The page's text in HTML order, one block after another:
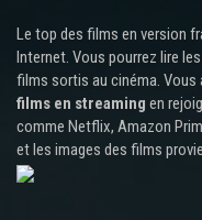
Le top des films en version
Internet. Vous pourrez lire
films sortis au cinéma. Vous
films en streaming en
comme Netflix, Amazon
et les images des films